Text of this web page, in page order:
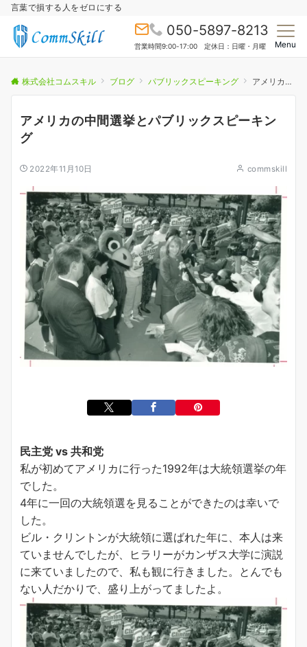
言葉で損する人をゼロにする
050-5897-8213
営業時間9:00-17:00 定休日：日曜・月曜 Menu
株式会社コムスキル ブログ パブリックスピーキング アメリカの中間選挙とパブリックスピーキング
アメリカの中間選挙とパブリックスピーキン
グ
2022年11月10日 commskill
民主党 vs 共和党
私が初めてアメリカに行った1992年は大統領選挙の年
でした。
4年に一回の大統領選を見ることができたのは幸いで
した。
ビル・クリントンが大統領に選ばれた年に、本人は来
ていませんでしたが、ヒラリーがカンザス大学に演説
に来ていましたので、私も観に行きました。とんでも
ない人だかりで、盛り上がってましたよ。